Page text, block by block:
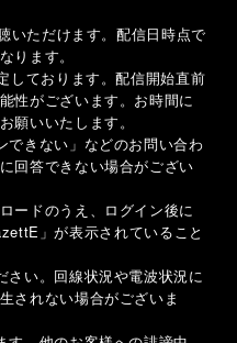
いただけます。配信日時点で
ります。
しております。配信開始直前
性がございます。お時間に
願いいたします。
できない」などのお問い合わ
回答できない場合がござい
ードのうえ、ログイン後に
」が表示されていること
い。回線状況や電波状況に
されない場合がございま